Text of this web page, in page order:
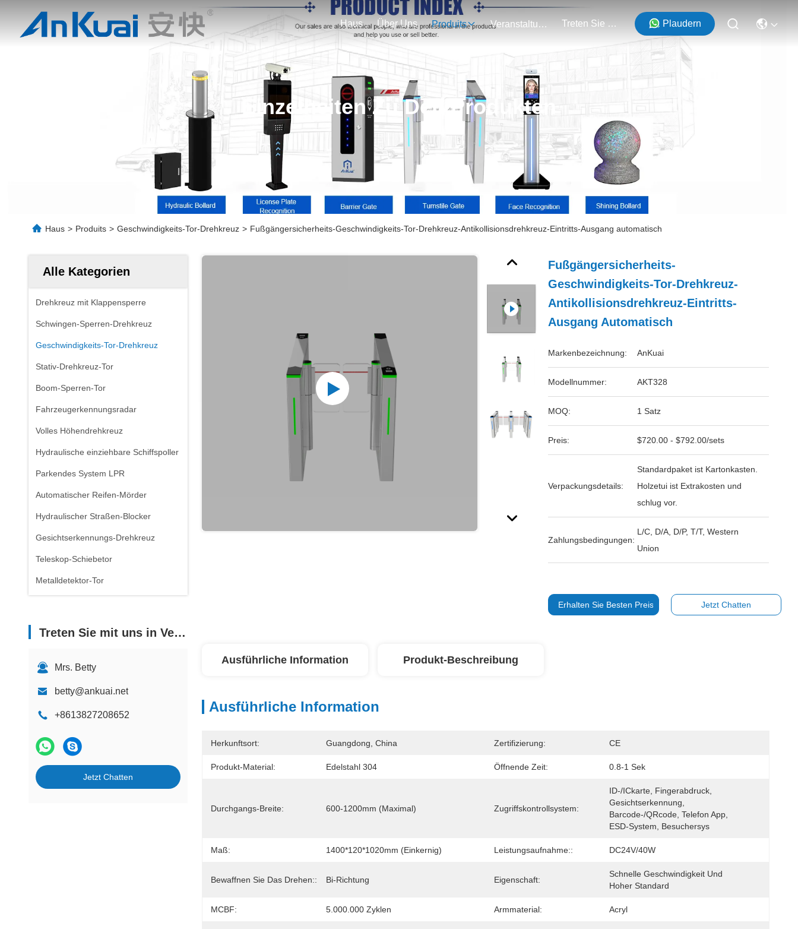
Haus Über Uns Produits Veranstaltungen Treten Sie Mit Uns In Verbindung Plaudern
Einzelheiten Zu Den Produkten
Haus > Produits > Geschwindigkeits-Tor-Drehkreuz > Fußgängersicherheits-Geschwindigkeits-Tor-Drehkreuz-Antikollisionsdrehkreuz-Eintritts-Ausgang automatisch
Alle Kategorien
Drehkreuz mit Klappensperre
Schwingen-Sperren-Drehkreuz
Geschwindigkeits-Tor-Drehkreuz
Stativ-Drehkreuz-Tor
Boom-Sperren-Tor
Fahrzeugerkennungsradar
Volles Höhendrehkreuz
Hydraulische einziehbare Schiffspoller
Parkendes System LPR
Automatischer Reifen-Mörder
Hydraulischer Straßen-Blocker
Gesichtserkennungs-Drehkreuz
Teleskop-Schiebetor
Metalldetektor-Tor
Treten Sie mit uns in Verbindung
Mrs. Betty
betty@ankuai.net
+8613827208652
Jetzt Chatten
Fußgängersicherheits-
Geschwindigkeits-Tor-Drehkreuz-
Antikollisionsdrehkreuz-Eintritts-
Ausgang Automatisch
Markenbezeichnung: AnKuai
Modellnummer: AKT328
MOQ: 1 Satz
Preis: $720.00 - $792.00/sets
Verpackungsdetails:
Standardpaket ist Kartonkasten.
Holzetui ist Extrakosten und
schlug vor.
Zahlungsbedingungen:
L/C, D/A, D/P, T/T, Western
Union
Erhalten Sie Besten Preis Jetzt Chatten
Ausführliche Information Produkt-Beschreibung
Ausführliche Information
Herkunftsort: Guangdong, China Zertifizierung: CE
Produkt-Material: Edelstahl 304 Öffnende Zeit: 0.8-1 Sek
Durchgangs-Breite: 600-1200mm (maximal) Zugriffskontrollsystem:
ID-/ICkarte, Fingerabdruck,
Gesichtserkennung,
Barcode-/QRcode, Telefon App,
ESD-System, Besuchersys
Maß: 1400*120*1020mm (einkernig) Leistungsaufnahme:: DC24V/40W
Bewaffnen Sie Das Drehen:: Bi-Richtung Eigenschaft:
Schnelle Geschwindigkeit Und
Hoher Standard
MCBF: 5.000.000 Zyklen Armmaterial: Acryl